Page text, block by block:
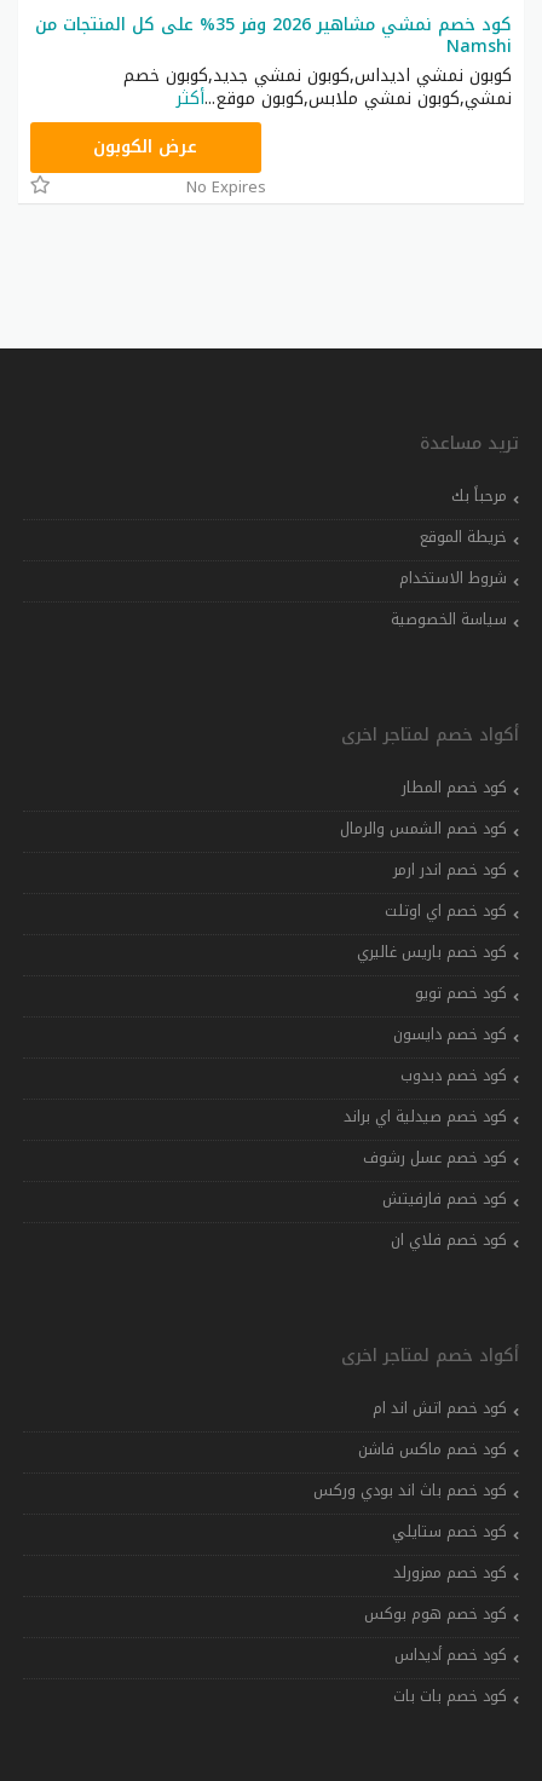
كود خصم نمشي مشاهير 2026 وفر 35% على كل المنتجات من
Namshi
كوبون نمشي اديداس,كوبون نمشي جديد,كوبون خصم
نمشي,كوبون نمشي ملابس,كوبون موقع...أكثر
AC182عرض الكوبون
No Expires
تريد مساعدة
مرحباً بك
خريطة الموقع
شروط الاستخدام
سياسة الخصوصية
أكواد خصم لمتاجر اخرى
كود خصم المطار
كود خصم الشمس والرمال
كود خصم اندر ارمر
كود خصم اي اوتلت
كود خصم باريس غاليري
كود خصم تويو
كود خصم دايسون
كود خصم دبدوب
كود خصم صيدلية اي براند
كود خصم عسل رشوف
كود خصم فارفيتش
كود خصم فلاي ان
أكواد خصم لمتاجر اخرى
كود خصم اتش اند ام
كود خصم ماكس فاشن
كود خصم باث اند بودي وركس
كود خصم ستايلي
كود خصم ممزورلد
كود خصم هوم بوكس
كود خصم أديداس
كود خصم بات بات